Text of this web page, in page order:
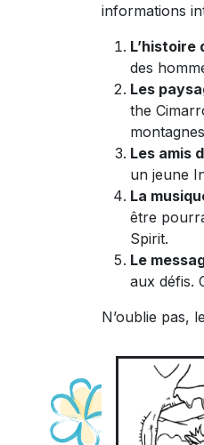
informations
L’histoire
des
Les
the
Les amis
un jeune
La
être
Spirit.
Le
aux défis.
N’oublie pas,